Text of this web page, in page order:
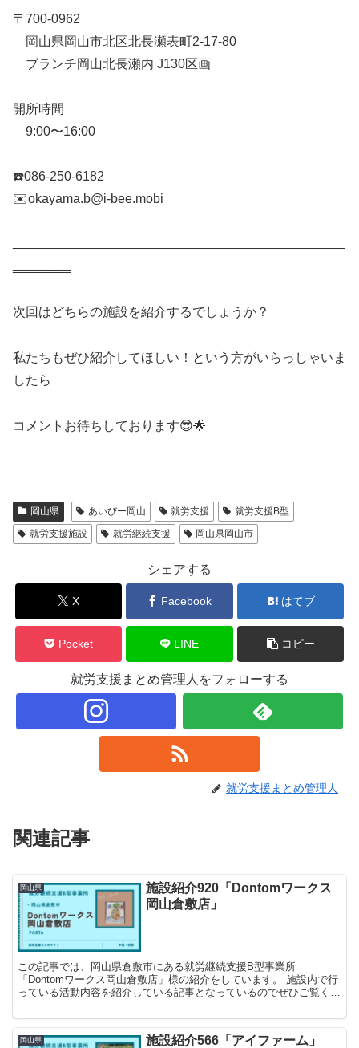
〒700-0962
岡山県岡山市北区北長瀬表町2-17-80
ブランチ岡山北長瀬内 J130区画
開所時間
9:00〜16:00
☎️086-250-6182
✉️okayama.b@i-bee.mobi
次回はどちらの施設を紹介するでしょうか？
私たちもぜひ紹介してほしい！という方がいらっしゃいま
したら
コメントお待ちしております😎🌟
岡山県 あいびー岡山 就労支援
就労支援B型
就労支援施設
就労継続支援 岡山県岡山市
シェアする
X Facebook はてブ
Pocket LINE コピー
就労支援まとめ管理人をフォローする
就労支援まとめ管理人
関連記事
岡山県
施設紹介920「Dontomワークス
岡山倉敷店」
この記事では、岡山県倉敷市にある就労継続支援B型事業所
「Dontomワークス岡山倉敷店」様の紹介をしています。 施設内で行
っている活動内容を紹介している記事となっているのでぜひご覧くだ
岡山県 施設紹介566「アイファーム」